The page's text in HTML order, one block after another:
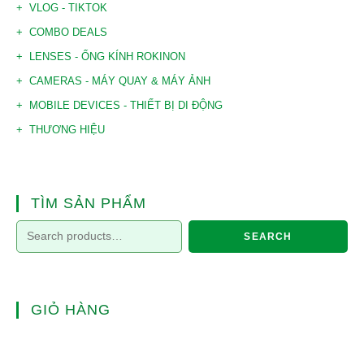
VLOG - TIKTOK
COMBO DEALS
LENSES - ỐNG KÍNH ROKINON
CAMERAS - MÁY QUAY & MÁY ẢNH
MOBILE DEVICES - THIẾT BỊ DI ĐỘNG
THƯƠNG HIỆU
TÌM SẢN PHẨM
SEARCH
GIỎ HÀNG